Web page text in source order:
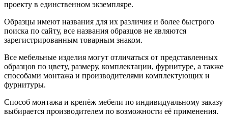
проекту в единственном экземпляре.
Образцы имеют названия для их различия и более быстрого
поиска по сайту, все названия образцов не являются
зарегистрированным товарным знаком.
Все мебельные изделия могут отличаться от представленных
образцов по цвету, размеру, комплектации, фурнитуре, а также
способами монтажа и производителями комплектующих и
фурнитуры.
Способ монтажа и крепёж мебели по индивидуальному заказу
выбирается производителем по возможности её применения.